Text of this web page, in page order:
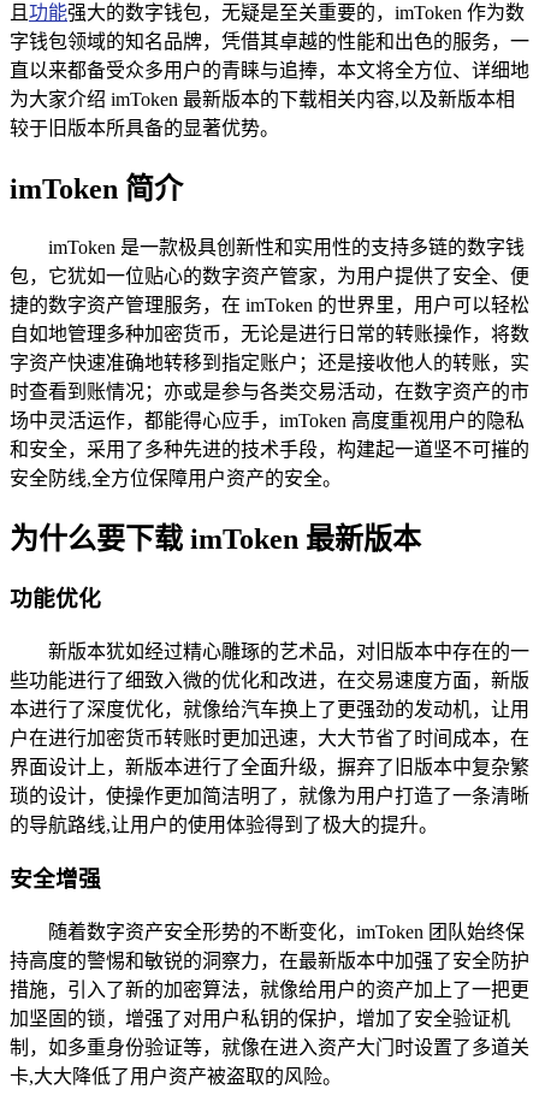
且 功能强大的数字钱包，无疑是至关重要的，imToken 作为数
字钱包领域的知名品牌，凭借其卓越的性能和出色的服务，一
直以来都备受众多用户的青睐与追捧，本文将全方位、详细地
为大家介绍 imToken 最新版本的下载相关内容,以及新版本相
较于旧版本所具备的显著优势。
imToken 简介
imToken 是一款极具创新性和实用性的支持多链的数字钱
包，它犹如一位贴心的数字资产管家，为用户提供了安全、便
捷的数字资产管理服务，在 imToken 的世界里，用户可以轻松
自如地管理多种加密货币，无论是进行日常的转账操作，将数
字资产快速准确地转移到指定账户；还是接收他人的转账，实
时查看到账情况；亦或是参与各类交易活动，在数字资产的市
场中灵活运作，都能得心应手，imToken 高度重视用户的隐私
和安全，采用了多种先进的技术手段，构建起一道坚不可摧的
安全防线,全方位保障用户资产的安全。
为什么要下载 imToken 最新版本
功能优化
新版本犹如经过精心雕琢的艺术品，对旧版本中存在的一
些功能进行了细致入微的优化和改进，在交易速度方面，新版
本进行了深度优化，就像给汽车换上了更强劲的发动机，让用
户在进行加密货币转账时更加迅速，大大节省了时间成本，在
界面设计上，新版本进行了全面升级，摒弃了旧版本中复杂繁
琐的设计，使操作更加简洁明了，就像为用户打造了一条清晰
的导航路线,让用户的使用体验得到了极大的提升。
安全增强
随着数字资产安全形势的不断变化，imToken 团队始终保
持高度的警惕和敏锐的洞察力，在最新版本中加强了安全防护
措施，引入了新的加密算法，就像给用户的资产加上了一把更
加坚固的锁，增强了对用户私钥的保护，增加了安全验证机
制，如多重身份验证等，就像在进入资产大门时设置了多道关
卡,大大降低了用户资产被盗取的风险。